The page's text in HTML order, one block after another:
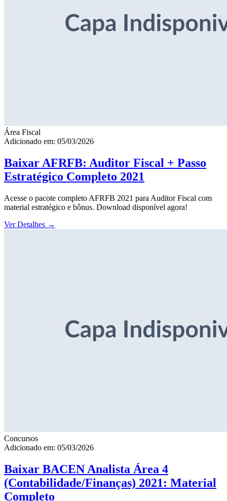
Área Fiscal
Adicionado em: 05/03/2026
Baixar AFRFB: Auditor Fiscal + Passo
Estratégico Completo 2021
Acesse o pacote completo AFRFB 2021 para Auditor Fiscal com
material estratégico e bônus. Download disponível agora!
Ver Detalhes →
Concursos
Adicionado em: 05/03/2026
Baixar BACEN Analista Área 4
(Contabilidade/Finanças) 2021: Material
Completo